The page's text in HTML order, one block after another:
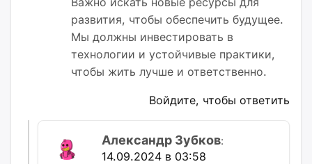
развития, чтобы обеспечить будущее.
Мы должны инвестировать в
технологии и устойчивые практики,
чтобы жить лучше и ответственно.
Войдите, чтобы ответить
Александр Зубков:
14.09.2024 в 03:58